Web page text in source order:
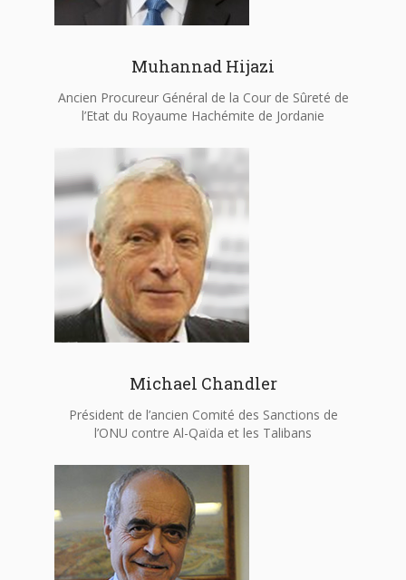
Muhannad Hijazi
Ancien Procureur Général de la Cour de Sûreté de
l’Etat du Royaume Hachémite de Jordanie
Michael Chandler
Président de l’ancien Comité des Sanctions de
l’ONU contre Al-Qaïda et les Talibans